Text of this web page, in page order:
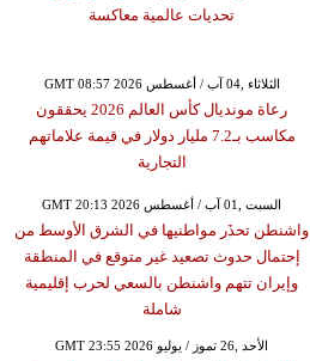
تحديات عالمية معاكسة
GMT 08:57 2026 الثلاثاء ,04 آب / أغسطس
رعاة مونديال كأس العالم 2026 يحققون
مكاسب بـ7.2 مليار دولار في قيمة علاماتهم
التجارية
GMT 20:13 2026 السبت ,01 آب / أغسطس
واشنطن تحذَر مواطنيها في الشرق الأوسط من
إحتمال حدوث تصعيد غير متوقع في المنطقة
وإيران تتهم واشنطن بالسعي لحرب إقليمية
شاملة
GMT 23:55 2026 الأحد ,26 تموز / يوليو